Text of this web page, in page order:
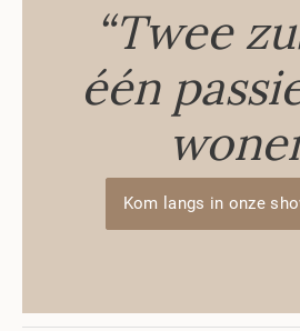
“Twee
één
Kom langs in onze